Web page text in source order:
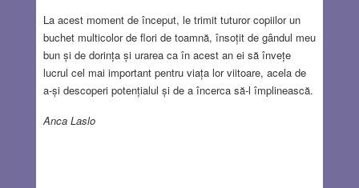
La acest moment de început, le trimit tuturor copiilor un
buchet multicolor de flori de toamnă, însoțit de gândul meu
bun și de dorința și urarea ca în acest an ei să învețe
lucrul cel mai important pentru viața lor viitoare, acela de
a-și descoperi potențialul și de a încerca să-l împlinească.
Anca Laslo